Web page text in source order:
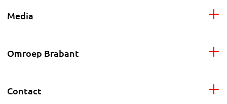
Media
Omroep Brabant
Contact